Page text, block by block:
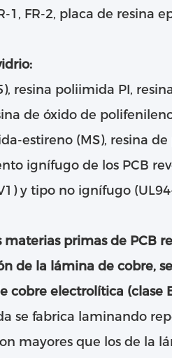
1, FR-2, placa de resina
resina poliimida PI,
de óxido de
estireno (MS), resina
ignífugo de los PCB
y tipo no ignífugo
primas de PCB
de la lámina de cobre,
cobre electrolítica (clase
se fabrica laminando
mayores que los de la